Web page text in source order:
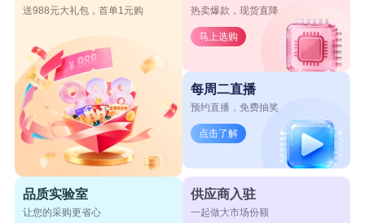
送988元大礼包，首单1元购 热卖爆款，现货直降
马上选购
每周二直播
预约直播，免费抽奖
点击了解
品质实验室
让您的采购更省心
供应商入驻
一起做大市场份额